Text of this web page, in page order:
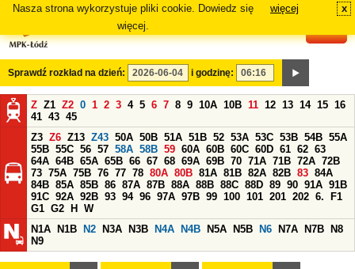
Nasza strona wykorzystuje pliki cookie. Dowiedz się
więcej.
więcej x
Sprawdź rozkład na dzień: i godzinę:
Z Z1 Z2 0 1 2 3 4 5 6 7 8 9 10A 10B 11 12 13 14 15 16
41 43 45
Z3 Z6 Z13 Z43 50A 50B 51A 51B 52 53A 53C 53B 54B 55A
55B 55C 56 57 58A 58B 59 60A 60B 60C 60D 61 62 63
64A 64B 65A 65B 66 67 68 69A 69B 70 71A 71B 72A 72B
73 75A 75B 76 77 78 80A 80B 81A 81B 82A 82B 83 84A
84B 85A 85B 86 87A 87B 88A 88B 88C 88D 89 90 91A 91B
91C 92A 92B 93 94 96 97A 97B 99 100 101 201 202 6.
F1
G1 G2 H
W
N1A
N1B N2 N3A N3B N4A N4B N5A N5B N6 N7A N7B
N8
N9